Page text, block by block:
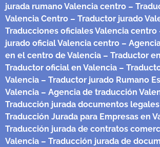
jurada rumano Valencia centro –
Valencia Centro – Traductor jurado
Traducciones oficiales Valencia centro
jurado oficial Valencia centro –
en el centro de Valencia – Traductor
Traductor oficial en Valencia –
Valencia – Traductor jurado Rumano
Valencia – Agencia de traducción
Traducción jurada documentos
Traducción Jurada para Empresas en
Traducción jurada de contratos
Valencia – Traducción jurada de